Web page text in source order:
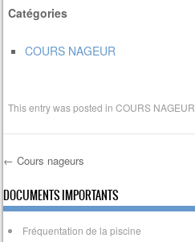
Catégories
COURS NAGEUR
This entry was posted inCOURS NAGEUR
Post navigation
← Cours nageurs
DOCUMENTS IMPORTANTS
Fréquentation de la piscine